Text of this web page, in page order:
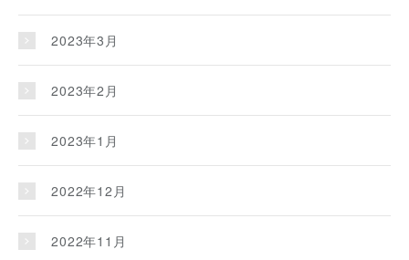
2023年3月
2023年2月
2023年1月
2022年12月
2022年11月